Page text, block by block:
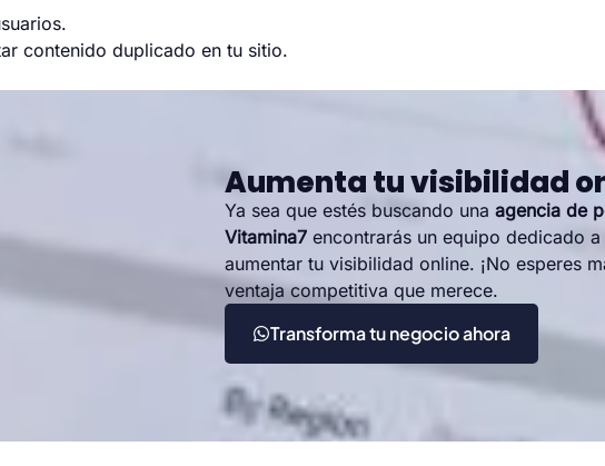
contenido duplicado en tu sitio.
Aumenta tu visibilidad
Ya sea que estés buscando una agencia de
Vitamina7 encontrarás un equipo dedicado
aumentar tu visibilidad online. ¡No esperes
ventaja competitiva que merece.
Transforma tu negocio ahora